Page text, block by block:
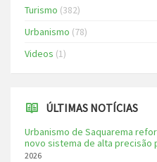
Turismo (382)
Urbanismo (78)
Videos (1)
ÚLTIMAS NOTÍCIAS
Urbanismo de Saquarema
novo sistema de alta precisão
2026